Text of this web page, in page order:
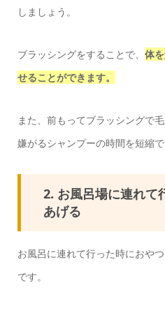
しましょう。
ブラッシングをすることで、 体
せることができます。
また、前もってブラッシングで
嫌がるシャンプーの時間を短縮で
2. お風呂場に連れて
あげる
お風呂に連れて行った時におや
です。